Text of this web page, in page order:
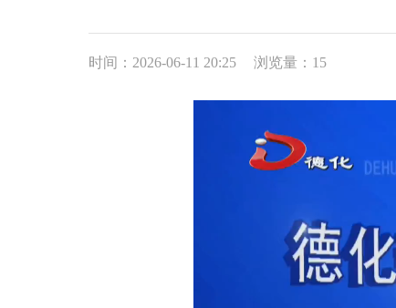
时间：2026-06-11 20:25 浏览量： 15